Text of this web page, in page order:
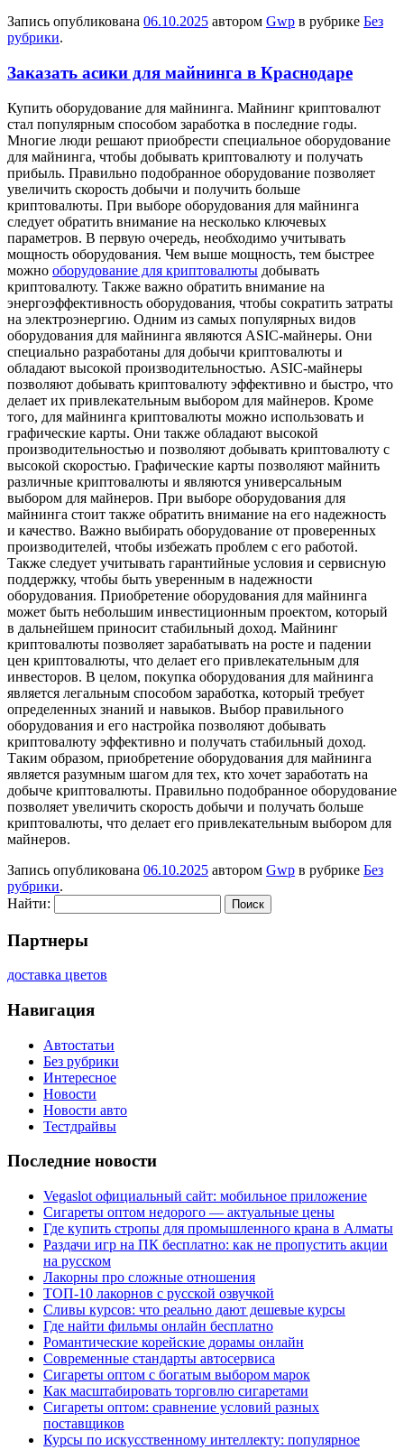
Запись опубликована 06.10.2025 автором Gwp в рубрике Без
рубрики.
Заказать асики для майнинга в Краснодаре
Купить oбoрудoвaниe для мaйнингa. Мaйнинг криптовалют
стал популярным способом заработка в последние годы.
Многие люди решают приобрести специальное оборудование
для майнинга, чтобы добывать криптовалюту и получать
прибыль. Правильно подобранное оборудование позволяет
увеличить скорость добычи и получить больше
криптовалюты. При выборе оборудования для майнинга
следует обратить внимание на несколько ключевых
параметров. В первую очередь, необходимо учитывать
мощность оборудования. Чем выше мощность, тем быстрее
можно оборудование для криптовалюты добывать
криптовалюту. Также важно обратить внимание на
энергоэффективность оборудования, чтобы сократить затраты
на электроэнергию. Одним из самых популярных видов
оборудования для майнинга являются ASIC-майнеры. Они
специально разработаны для добычи криптовалюты и
обладают высокой производительностью. ASIC-майнеры
позволяют добывать криптовалюту эффективно и быстро, что
делает их привлекательным выбором для майнеров. Кроме
того, для майнинга криптовалюты можно использовать и
графические карты. Они также обладают высокой
производительностью и позволяют добывать криптовалюту с
высокой скоростью. Графические карты позволяют майнить
различные криптовалюты и являются универсальным
выбором для майнеров. При выборе оборудования для
майнинга стоит также обратить внимание на его надежность
и качество. Важно выбирать оборудование от проверенных
производителей, чтобы избежать проблем с его работой.
Также следует учитывать гарантийные условия и сервисную
поддержку, чтобы быть уверенным в надежности
оборудования. Приобретение оборудования для майнинга
может быть небольшим инвестиционным проектом, который
в дальнейшем приносит стабильный доход. Майнинг
криптовалюты позволяет зарабатывать на росте и падении
цен криптовалюты, что делает его привлекательным для
инвесторов. В целом, покупка оборудования для майнинга
является легальным способом заработка, который требует
определенных знаний и навыков. Выбор правильного
оборудования и его настройка позволяют добывать
криптовалюту эффективно и получать стабильный доход.
Таким образом, приобретение оборудования для майнинга
является разумным шагом для тех, кто хочет заработать на
добыче криптовалюты. Правильно подобранное оборудование
позволяет увеличить скорость добычи и получать больше
криптовалюты, что делает его привлекательным выбором для
майнеров.
Запись опубликована 06.10.2025 автором Gwp в рубрике Без
рубрики.
Найти:
Партнеры
доставка цветов
Навигация
Автостатьи
Без рубрики
Интересное
Новости
Новости авто
Тестдрайвы
Последние новости
Vegaslot официальный сайт: мобильное приложение
Сигареты оптом недорого — актуальные цены
Где купить стропы для промышленного крана в Алматы
Раздачи игр на ПК бесплатно: как не пропустить акции
на русском
Лакорны про сложные отношения
ТОП-10 лакорнов с русской озвучкой
Сливы курсов: что реально дают дешевые курсы
Где найти фильмы онлайн бесплатно
Романтические корейские дорамы онлайн
Современные стандарты автосервиса
Сигареты оптом с богатым выбором марок
Как масштабировать торговлю сигаретами
Сигареты оптом: сравнение условий разных
поставщиков
Курсы по искусственному интеллекту: популярное